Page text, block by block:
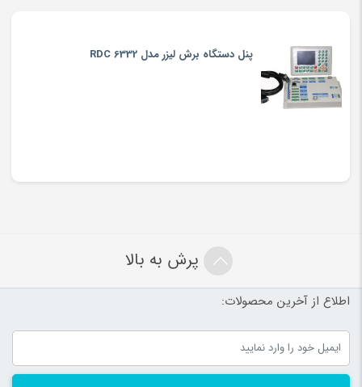
پنل دستگاه برش لیزر مدل RDC 6332
پرش به بالا
اطلاع از آخرین محصولات: